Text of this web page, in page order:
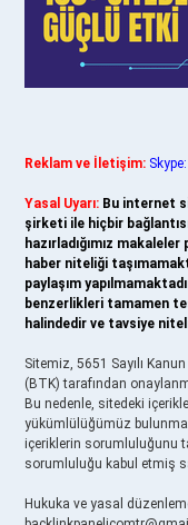
Reklam ve İletişim:
Yasal Uyarı: Bu internet
şirketi ile hiçbir
hazırladığımız
haber niteliği
paylaşım
benzerlikleri tamamen
halindedir ve tavsiye
Sitemiz, 5651 Sayılı
(BTK) tarafından
Bu nedenle, sitedeki
yükümlülüğümüz
içeriklerin sorumluluğunu
sorumluluğu kabul etmiş
Hukuka ve yasal